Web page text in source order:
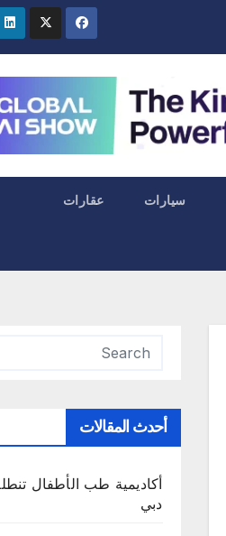
سيارات عقارات
أحدث المقالات
أكاديمية طب الأطفال
دبي